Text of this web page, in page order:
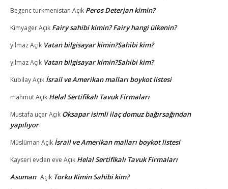
Begenc turkmenistan Açık Peros Deterjan kimin?
KimyagerAçık Fairy sahibi kimin? Fairy hangi ülkenin?
yılmazAçık Vatan bilgisayar kimin?Sahibi kim?
yılmazAçık Vatan bilgisayar kimin?Sahibi kim?
KubilayAçık İsrail ve Amerikan malları boykot listesi
mahmutAçık Helal Sertifikalı Tavuk Firmaları
Mustafa uçarAçık Oksapar isimli ilaç domuz bağırsağından
yapılıyor
Müslüman Açık İsrail ve Amerikan malları boykot listesi
Kayseri evden eve Açık Helal Sertifikalı Tavuk Firmaları
Asuman Açık Torku Kimin Sahibi kim?